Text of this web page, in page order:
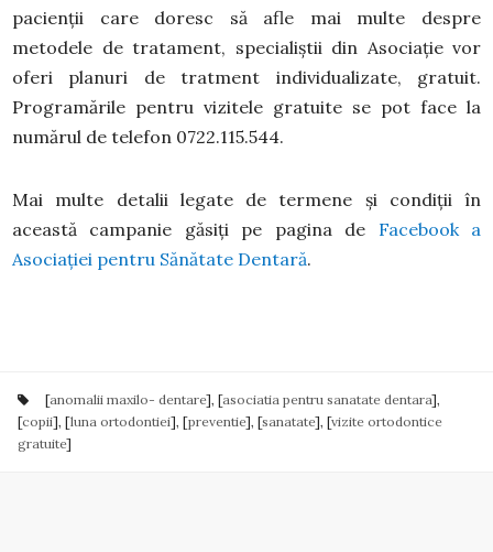
pacienții care doresc să afle mai multe despre
metodele de tratament, specialiștii din Asociație vor
oferi planuri de tratment individualizate, gratuit.
Programările pentru vizitele gratuite se pot face la
numărul de telefon 0722.115.544.
Mai multe detalii legate de termene și condiții în
această campanie găsiți pe pagina de Facebook a
Asociației pentru Sănătate Dentară.
[anomalii maxilo- dentare], [asociatia pentru sanatate dentara],
[copii], [luna ortodontiei], [preventie], [sanatate], [vizite ortodontice
gratuite]